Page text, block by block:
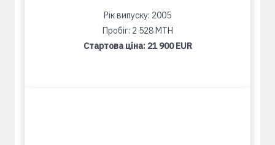
Рік випуску: 2005
Пробіг: 2 528 MTH
Стартова ціна: 21 900 EUR